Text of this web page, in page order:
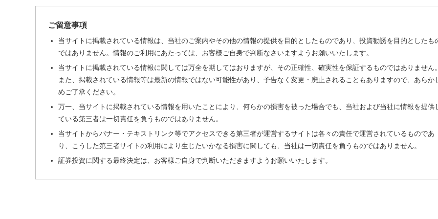
ご留意事項
当サイトに掲載されている情報は、当社のご案内やその他の情報の提供を目的としたものであり、投資勧誘を目的としたも
ではありません。情報のご利用にあたっては、お客様ご自身で判断なさいますようお願いいたします。
当サイトに掲載されている情報に関しては万全を期してはおりますが、その正確性、確実性を保証するものではありません。
また、掲載されている情報等は最新の情報ではない可能性があり、予告なく変更・廃止されることもありますので、あらか
めご了承ください。
万一、当サイトに掲載されている情報を用いたことにより、何らかの損害を被った場合でも、当社および当社に情報を提供
ている第三者は一切責任を負うものではありません。
当サイトからバナー・テキストリンク等でアクセスできる第三者が運営するサイトは各々の責任で運営されているものであ
り、こうした第三者サイトの利用により生じたいかなる損害に関しても、当社は一切責任を負うものではありません。
証券投資に関する最終決定は、お客様ご自身で判断いただきますようお願いいたします。